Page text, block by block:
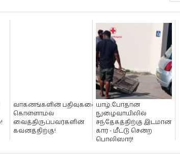
வாகனங்களின் பதிவுகளை மாற்றிக்
கொள்ளாமல்
வைத்திருப்பவர்களின்
கவனத்திற்கு!
யாழ்.போதான
நுழைவாயிலில்
சந்தேகத்திற்கு இடமான
கார் - மீட்டு சென்ற
பொலிஸார்!